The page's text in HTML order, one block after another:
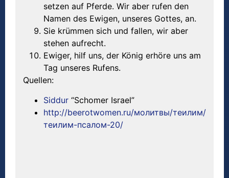
setzen auf Pferde. Wir aber rufen den
Namen des Ewigen, unseres Gottes, an.
Sie krümmen sich und fallen, wir aber
stehen aufrecht.
Ewiger, hilf uns, der König erhöre uns am
Tag unseres Rufens.
Quellen:
Siddur “Schomer Israel”
http://beerotwomen.ru/молитвы/теилим/
теилим-псалом-20/